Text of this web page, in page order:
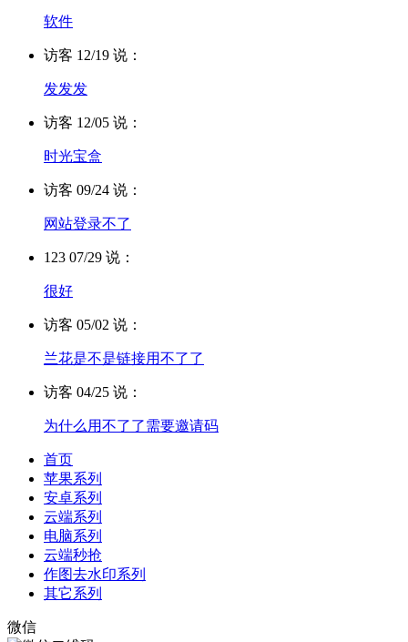
软件
访客 12/19 说：
发发发
访客 12/05 说：
时光宝盒
访客 09/24 说：
网站登录不了
123 07/29 说：
很好
访客 05/02 说：
兰花是不是链接用不了了
访客 04/25 说：
为什么用不了了需要邀请码
首页
苹果系列
安卓系列
云端系列
电脑系列
云端秒抢
作图去水印系列
其它系列
微信